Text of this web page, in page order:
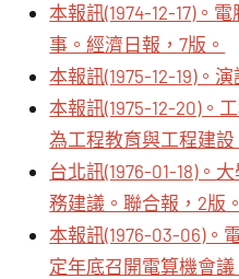
本報訊(1974-12-17)。
事。經濟日報，7版。
本報訊(1975-12-19)。
本報訊(1975-12-20)。
為工程教育與工程建設
台北訊(1976-01-18)。
務建議。聯合報，2版。
本報訊(1976-03-06)。
定年底召開電算機會議